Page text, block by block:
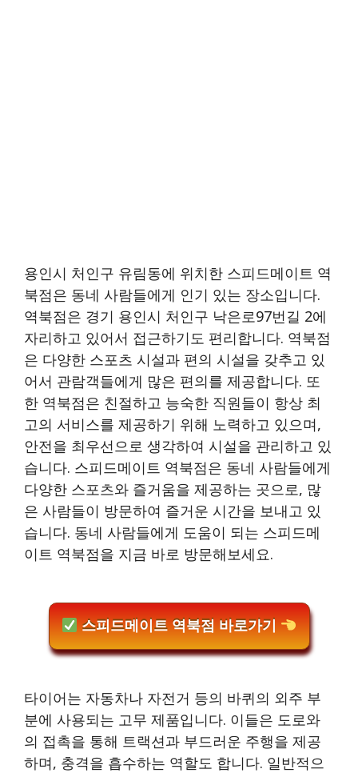
용인시 처인구 유림동에 위치한 스피드메이트 역
북점은 동네 사람들에게 인기 있는 장소입니다.
역북점은 경기 용인시 처인구 낙은로97번길 2에
자리하고 있어서 접근하기도 편리합니다. 역북점
은 다양한 스포츠 시설과 편의 시설을 갖추고 있
어서 관람객들에게 많은 편의를 제공합니다. 또
한 역북점은 친절하고 능숙한 직원들이 항상 최
고의 서비스를 제공하기 위해 노력하고 있으며,
안전을 최우선으로 생각하여 시설을 관리하고 있
습니다. 스피드메이트 역북점은 동네 사람들에게
다양한 스포츠와 즐거움을 제공하는 곳으로, 많
은 사람들이 방문하여 즐거운 시간을 보내고 있
습니다. 동네 사람들에게 도움이 되는 스피드메
이트 역북점을 지금 바로 방문해보세요.
스피드메이트 역북점 바로가기
타이어는 자동차나 자전거 등의 바퀴의 외주 부
분에 사용되는 고무 제품입니다. 이들은 도로와
의 접촉을 통해 트랙션과 부드러운 주행을 제공
하며, 충격을 흡수하는 역할도 합니다. 일반적으